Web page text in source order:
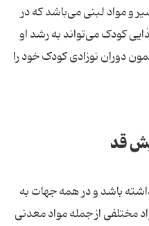
مواد لبنی می‌باشد که در
کودک می‌تواند به رشد او
دوران نوزادی کودک خود را
قد
باشد و در همه جهات به
مختلفی از جمله مواد معدنی